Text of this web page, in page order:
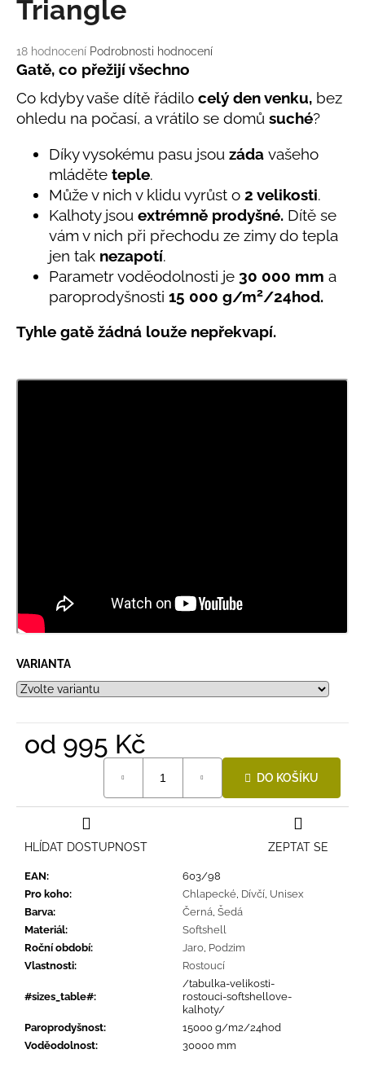
Průměrné
hodnocení
je
5,0
z
hvězdiček.
18 hodnocení Podrobnosti hodnocení
Triangle
Gatě, co přežijí všechno
Co kdyby vaše dítě řádilo celý den venku, bez
ohledu na počasí, a vrátilo se domů suché?
Díky vysokému pasu jsou záda vašeho
mláděte teple.
Může v nich v klidu vyrůst o 2 velikosti.
Kalhoty jsou extrémně prodyšné. Dítě se
vám v nich při přechodu ze zimy do tepla
jen tak nezapotí.
Parametr voděodolnosti je 30 000 mm a
paroprodyšnosti 15 000 g/m2/24hod.
Tyhle gatě žádná louže nepřekvapí.
VARIANTA
od 995 Kč
DO KOŠÍKU
EAN:
603/98
Pro koho: Chlapecké, Dívčí, Unisex
Barva: Černá, Šedá
Materiál:
Softshell
Roční období: Jaro, Podzim
Vlastnosti: Rostoucí
#sizes_table#:
/tabulka-velikosti-
rostouci-softshellove-
kalhoty/
Paroprodyšnost:
15000 g/m2/24hod
Voděodolnost: 30000 mm
ZEPTAT SE
HLÍDAT DOSTUPNOST
u
e
m
e
KLOBOUČEK
OUŠKY
UV
BÍLÝ